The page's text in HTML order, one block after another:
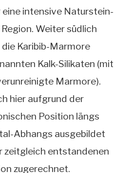
intensive Naturstein-
Weiter südlich
Karibib-Marmore
Kalk-Silikaten (mit
Marmore).
hier aufgrund der
Position längs
Abhangs ausgebildet
zeitgleich entstandenen
zugerechnet.